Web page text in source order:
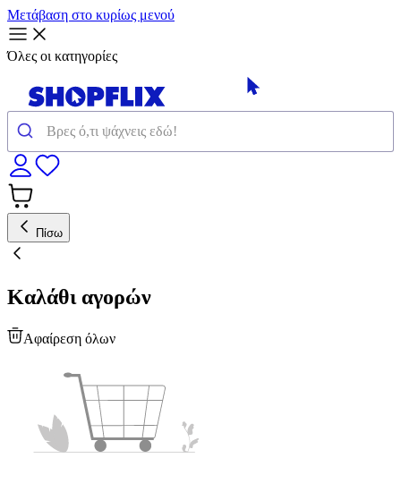
Μετάβαση στο κυρίως μενού
Όλες οι κατηγορίες
Πίσω
Καλάθι αγορών
Αφαίρεση όλων